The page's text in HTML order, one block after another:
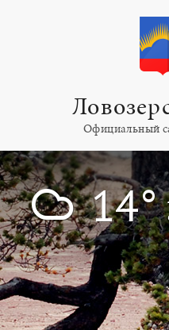
Официальный
! 14°